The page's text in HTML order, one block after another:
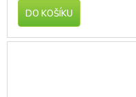
DO KOŠÍKU